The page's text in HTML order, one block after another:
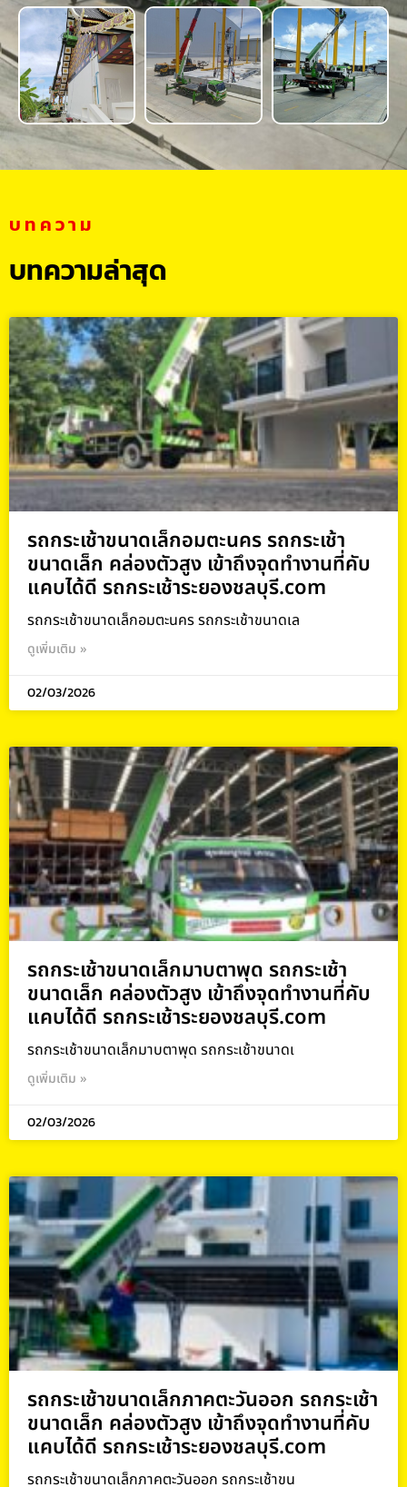
บทความ
บทความล่าสุด
รถกระเช้าขนาดเล็กอมตะนคร รถกระเช้า
ขนาดเล็ก คล่องตัวสูง เข้าถึงจุดทำงานที่คับ
แคบได้ดี รถกระเช้าระยองชลบุรี.com
รถกระเช้าขนาดเล็กอมตะนคร รถกระเช้าขนาดเล
ดูเพิ่มเติม »
02/03/2026
รถกระเช้าขนาดเล็กมาบตาพุด รถกระเช้า
ขนาดเล็ก คล่องตัวสูง เข้าถึงจุดทำงานที่คับ
แคบได้ดี รถกระเช้าระยองชลบุรี.com
รถกระเช้าขนาดเล็กมาบตาพุด รถกระเช้าขนาดเ
ดูเพิ่มเติม »
02/03/2026
รถกระเช้าขนาดเล็กภาคตะวันออก รถกระเช้า
ขนาดเล็ก คล่องตัวสูง เข้าถึงจุดทำงานที่คับ
แคบได้ดี รถกระเช้าระยองชลบุรี.com
รถกระเช้าขนาดเล็กภาคตะวันออก รถกระเช้าขน